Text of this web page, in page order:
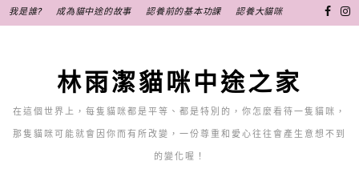
至
我是誰? 成為貓中途的故事 認養前的基本功課 認養大貓咪
林雨潔貓咪中途之家
在這個世界上，每隻貓咪都是平等、都是特別的，你怎麼看待一隻貓咪，
那隻貓咪可能就會因你而有所改變，一份尊重和愛心往往會產生意想不到
的變化喔！